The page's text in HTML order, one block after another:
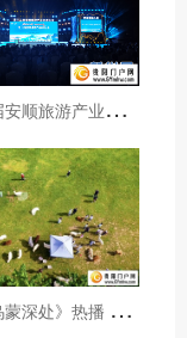
第
十二届安顺旅游产业发展大会开幕
借
势《乌蒙深处》热播 黔西市推动影视流量变游客“留量”